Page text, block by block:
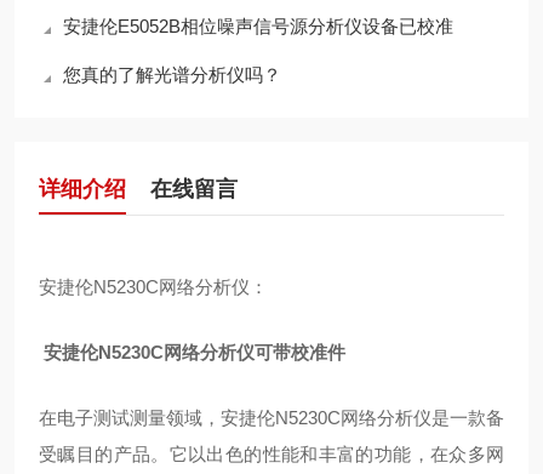
安捷伦E5052B相位噪声信号源分析仪设备已校准
您真的了解光谱分析仪吗？
详细介绍 在线留言
安捷伦N5230C网络分析仪：
安捷伦N5230C网络分析仪可带校准件
在电子测试测量领域，安捷伦N5230C网络分析仪是一款备
受瞩目的产品。它以出色的性能和丰富的功能，在众多网